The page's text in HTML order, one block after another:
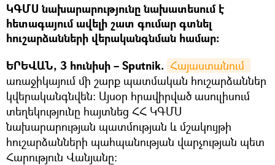
ԿԳՄՍ նախարարությունը նախատեսում է
հետագայում ավելի շատ գումար գտնել
հուշարձանների վերականգնման համար։
ԵՐԵՎԱՆ, 3 հունիսի – Sputnik.
առաջիկայում մի շարք պատմական հուշարձաններ
կվերականգնվեն։ Այսօր հրավիրված ասուլիսում
տեղեկությունը հայտնեց ՀՀ ԿԳՄՍ
նախարարության պատմության և մշակույթի
հուշարձանների պահպանության վարչության պետ
Հարություն Վանյանը։